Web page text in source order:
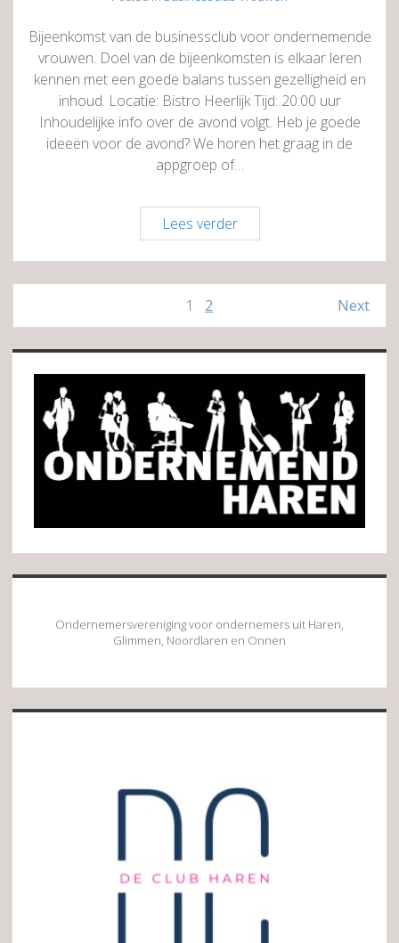
Bijeenkomst van de businessclub voor ondernemende
vrouwen. Doel van de bijeenkomsten is elkaar leren
kennen met een goede balans tussen gezelligheid en
inhoud. Locatie: Bistro Heerlijk Tijd: 20:00 uur
Inhoudelijke info over de avond volgt. Heb je goede
ideeën voor de avond? We horen het graag in de
appgroep of…
Lees verderDe
Club
Haren
║
Collective
paginering
1 2 Next
Sidebar
Ondernemersvereniging voor ondernemers uit Haren,
Glimmen, Noordlaren en Onnen